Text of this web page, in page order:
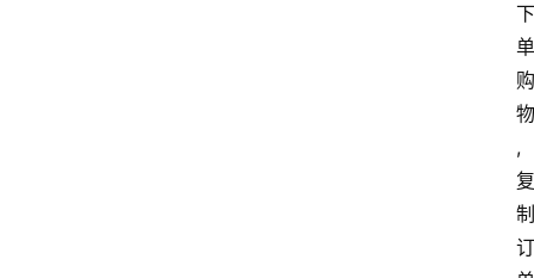
下
单
购
物
,
复
制
订